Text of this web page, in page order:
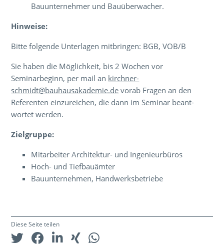
Bauunternehmer und Bauüberwacher.
Hinweise:
Bitte folgende Unterlagen mitbringen: BGB, VOB/B
Sie haben die Möglichkeit, bis 2 Wochen vor
Seminarbeginn, per mail an kirchner-
schmidt@bauhausakademie.de vorab Fragen an den
Referenten einzureichen, die dann im Seminar beant-
wortet werden.
Zielgruppe:
Mitarbeiter Architektur- und Ingenieurbüros
Hoch- und Tiefbauämter
Bauunternehmen, Handwerksbetriebe
Diese Seite teilen